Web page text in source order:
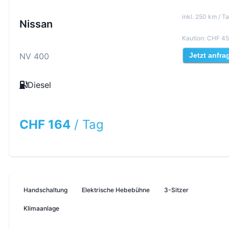
Nissan
NV 400
Diesel
CHF 164 / Tag
inkl. 250 km /
Kaution: CHF
Jetzt
Handschaltung Elektrische Hebebühne 3-Sitzer
Klimaanlage